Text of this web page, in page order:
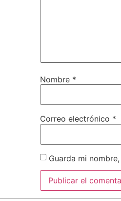
Nombre *
Correo electrónico *
Guarda mi